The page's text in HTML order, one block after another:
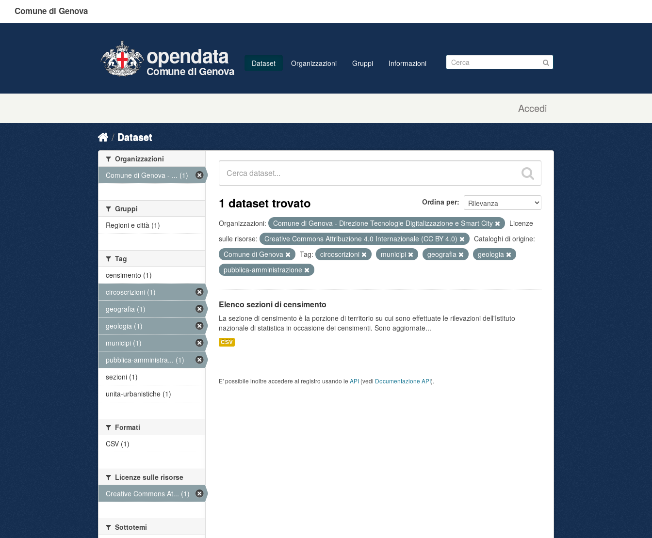
Comune di Genova
Accedi
opendata
Comune di Genova
Dataset Organizzazioni Gruppi Informazioni
Dataset
Ordina per
1 dataset trovato
Organizzazioni: Comune di Genova - Direzione Tecnologie Digitalizzazione e Smart City
Licenze
sulle risorse:
Creative Commons Attribuzione 4.0 Internazionale (CC BY 4.0)
Cataloghi di origine:
Comune di Genova
Tag: circoscrizioni municipi geografia
geologia
pubblica-amministrazione
Elenco sezioni di censimento
La sezione di censimento è la porzione di territorio su cui sono effettuate le rilevazioni dell'Istituto
nazionale di statistica in occasione dei censimenti. Sono aggiornate...
CSV
E' possibile inoltre accedere al registro usando le API (vedi Documentazione API).
Organizzazioni
Comune di Genova - ... (1)
Gruppi
Regioni e città (1)
Tag
censimento (1)
circoscrizioni (1)
geografia (1)
geologia (1)
municipi (1)
pubblica-amministra... (1)
sezioni (1)
unita-urbanistiche (1)
Formati
CSV (1)
Licenze sulle risorse
Creative Commons At... (1)
Sottotemi